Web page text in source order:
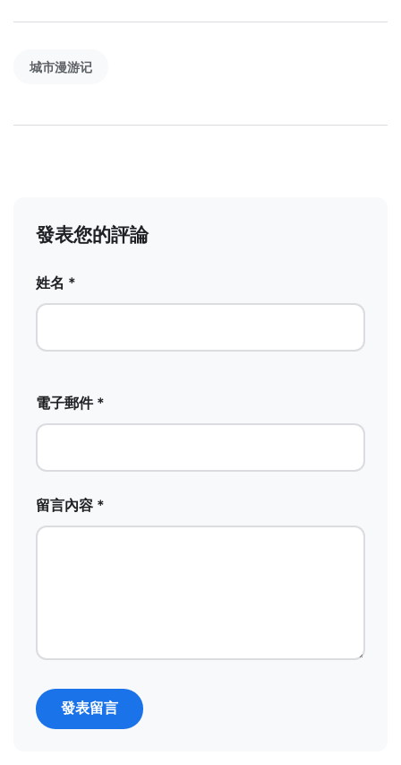
城市漫游记
發表您的評論
姓名 *
電子郵件 *
留言內容 *
發表留言